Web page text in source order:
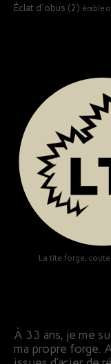
Éclat d'obus (2) érable
La tite forge,
À 33 ans, je me
ma propre forge.